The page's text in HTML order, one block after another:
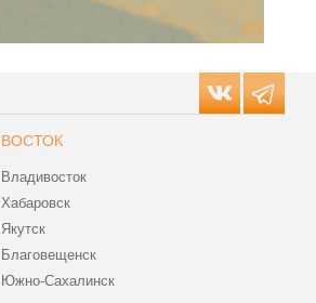
ВОСТОК
Владивосток
Хабаровск
Якутск
Благовещенск
Южно-Сахалинск